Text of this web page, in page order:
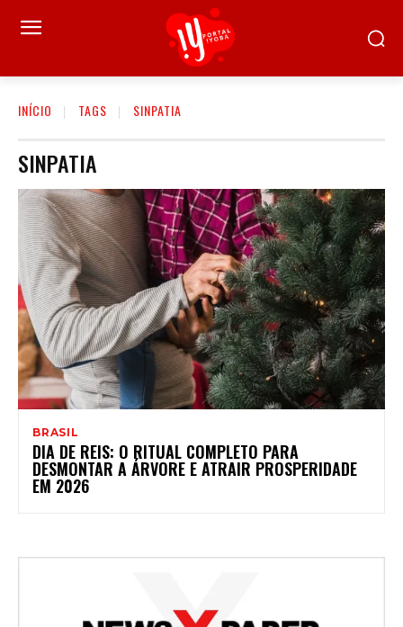
INÍCIO TAGS SINPATIA
SINPATIA
BRASIL
DIA DE REIS: O RITUAL COMPLETO PARA
DESMONTAR A ÁRVORE E ATRAIR PROSPERIDADE
EM 2026